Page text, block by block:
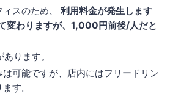
スのため、 利用料金が発生します
変わりますが、1,000円前後/人だと
ります。
可能ですが、店内にはフリードリン
す。